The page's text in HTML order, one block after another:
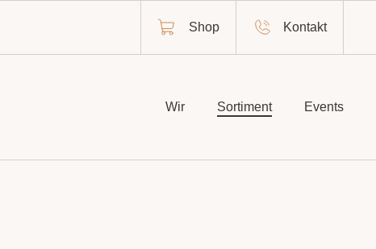
Shop Kontakt
Wir Sortiment Events